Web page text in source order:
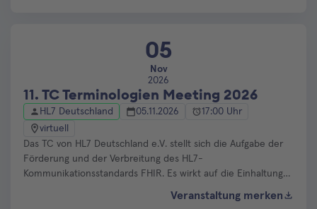
05
Nov
2026
11. TC Terminologien Meeting 2026
HL7 Deutschland 05.11.2026
17:00 Uhr
virtuell
Das TC von HL7 Deutschland e.V. stellt sich die Aufgabe der
Förderung und der Verbreitung des HL7-
Kommunikationsstandards FHIR. Es wirkt auf die Einhaltung
abgestimmte Anwendung und Weiterentwicklung. In
Veranstaltung merken